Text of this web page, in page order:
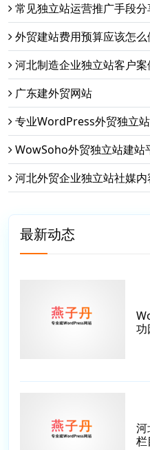
常见独立站运营推广手段分
外贸建站费用预算应该怎么
河北制造企业独立站客户
广东建外贸网站
专业WordPress外贸独立
WowSoho外贸独立站建站
河北外贸企业独立站社媒
最新动态
功
栏